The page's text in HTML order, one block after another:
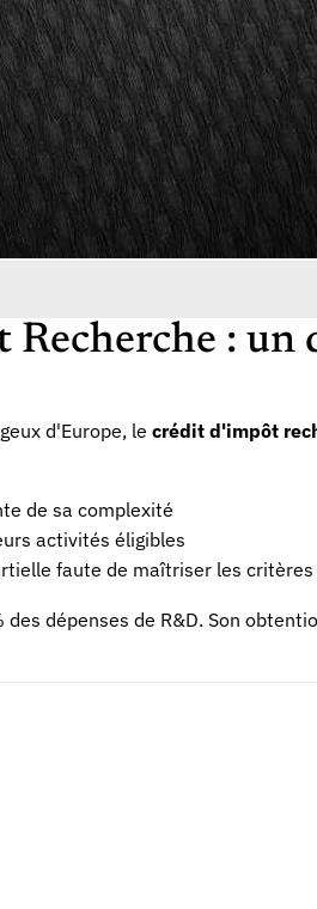
: un
d'Europe, le crédit d'impôt
de sa complexité
activités éligibles
faute de maîtriser les critères
dépenses de R&D. Son